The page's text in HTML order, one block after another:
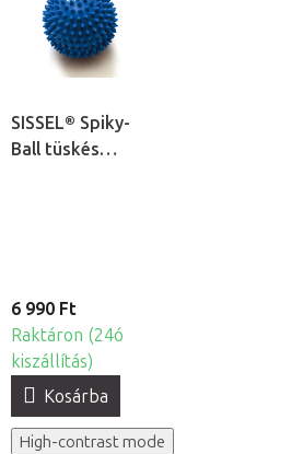
SISSEL® Spiky-
Ball tüskés
6 990 Ft
Raktáron (24ó
kiszállítás)
Kosárba
High-contrast mode